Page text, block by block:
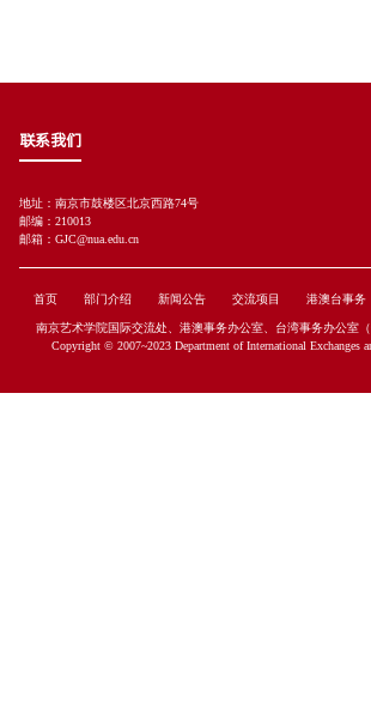
联系我们
地址：南京市鼓楼区北京西路74号
邮编：210013
邮箱：GJC@nua.edu.cn
首页 部门介绍 新闻公告 交流项目 港澳台事务
南京艺术学院国际交流处、港澳事务办公室、台湾事务办公室
Copyright © 2007~2023 Department of International Exchanges